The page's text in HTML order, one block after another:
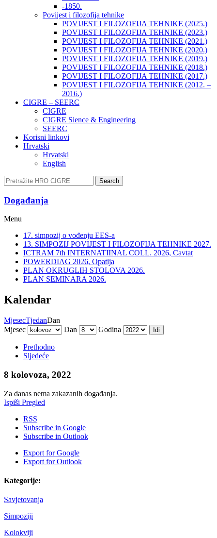
-1850.
Povijest i filozofija tehnike
POVIJEST I FILOZOFIJA TEHNIKE (2025.)
POVIJEST I FILOZOFIJA TEHNIKE (2023.)
POVIJEST I FILOZOFIJA TEHNIKE (2021.)
POVIJEST I FILOZOFIJA TEHNIKE (2020.)
POVIJEST I FILOZOFIJA TEHNIKE (2019.)
POVIJEST I FILOZOFIJA TEHNIKE (2018.)
POVIJEST I FILOZOFIJA TEHNIKE (2017.)
POVIJEST I FILOZOFIJA TEHNIKE (2012. –
2016.)
CIGRE – SEERC
CIGRE
CIGRE Sience & Engineering
SEERC
Korisni linkovi
Hrvatski
Hrvatski
English
Search
Događanja​
Menu
17. simpozij o vođenju EES-a
13. SIMPOZIJ POVIJEST I FILOZOFIJA TEHNIKE 2027.
ICTRAM 7th INTERNATIINAL COLL. 2026, Cavtat
POWERDIAG 2026, Opatija
PLAN OKRUGLIH STOLOVA 2026.
PLAN SEMINARA 2026.
Kalendar
MjesecTjedanDan
Mjesec
Dan Godina
Prethodno
Sljedeće
8 kolovoza, 2022
Za danas nema zakazanih događanja.
Ispiši Pregled
RSS
Subscribe in Google
Subscribe in Outlook
Export forGoogle
Export forOutlook
Kategorije:
Savjetovanja
Simpoziji
Kolokviji